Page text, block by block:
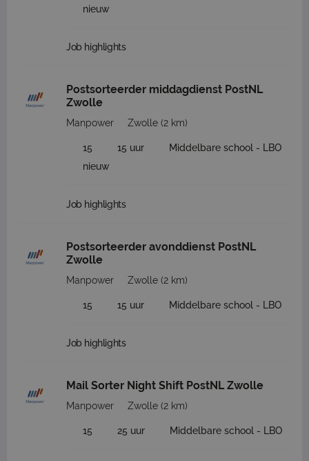
nieuw
Job highlights
Postsorteerder middagdienst PostNL
Zwolle
Manpower Zwolle (2 km)
15 15 uur
Middelbare school - LBO
nieuw
Job highlights
Postsorteerder avonddienst PostNL
Zwolle
Manpower Zwolle (2 km)
15 15 uur Middelbare school - LBO
Job highlights
Mail Sorter Night Shift PostNL Zwolle
Manpower Zwolle (2 km)
15 25 uur Middelbare school - LBO